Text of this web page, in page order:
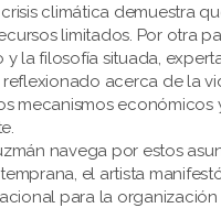
climática demuestra
limitados. Por otra
la filosofía situada,
acerca de la
mecanismos
navega por estos
el artista
para la organización